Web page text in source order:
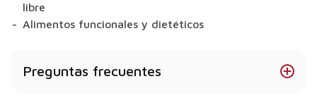
libre
Alimentos funcionales y dietéticos
Preguntas frecuentes